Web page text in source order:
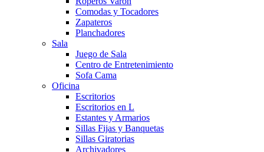
Comodas y Tocadores
Zapateros
Planchadores
Sala
Juego de Sala
Centro de Entretenimiento
Sofa Cama
Oficina
Escritorios
Escritorios en L
Estantes y Armarios
Sillas Fijas y Banquetas
Sillas Giratorias
Archivadores